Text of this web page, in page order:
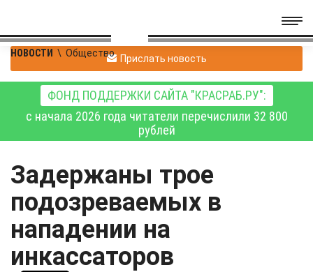
НОВОСТИ \ Общество Прислать новость
ФОНД ПОДДЕРЖКИ САЙТА "КРАСРАБ.РУ":
с начала 2026 года читатели перечислили 32 800
рублей
Задержаны трое
подозреваемых в
нападении на
инкассаторов